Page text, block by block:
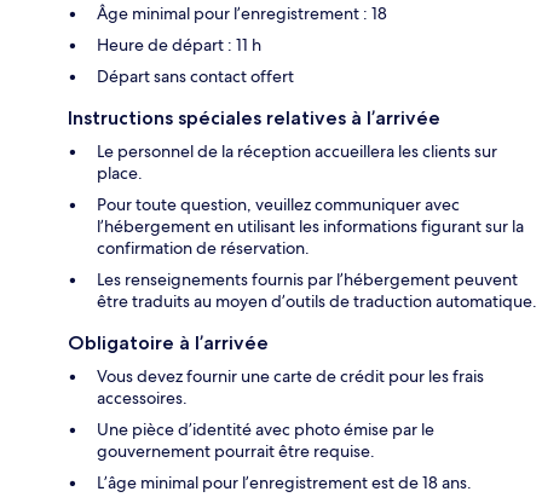
Âge minimal pour l’enregistrement : 18
Heure de départ : 11 h
Départ sans contact offert
Instructions spéciales relatives à l’arrivée
Le personnel de la réception accueillera les clients sur
place.
Pour toute question, veuillez communiquer avec
l’hébergement en utilisant les informations figurant sur la
confirmation de réservation.
Les renseignements fournis par l’hébergement peuvent
être traduits au moyen d’outils de traduction automatique.
Obligatoire à l’arrivée
Vous devez fournir une carte de crédit pour les frais
accessoires.
Une pièce d’identité avec photo émise par le
gouvernement pourrait être requise.
L’âge minimal pour l’enregistrement est de 18 ans.